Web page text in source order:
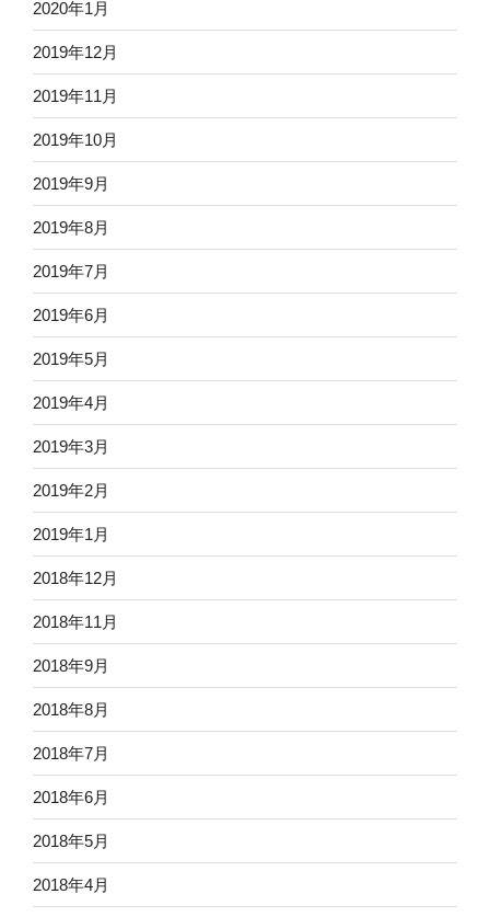
2020年1月
2019年12月
2019年11月
2019年10月
2019年9月
2019年8月
2019年7月
2019年6月
2019年5月
2019年4月
2019年3月
2019年2月
2019年1月
2018年12月
2018年11月
2018年9月
2018年8月
2018年7月
2018年6月
2018年5月
2018年4月